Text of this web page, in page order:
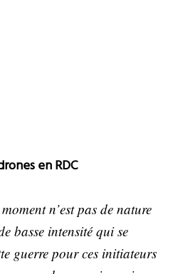
en RDC
n’est pas de nature
basse intensité qui se
guerre pour ces initiateurs